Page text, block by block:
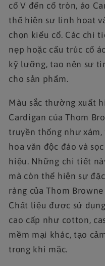
cổ V đến cổ tròn, áo
thể hiện sự linh hoạt
chọn kiểu cổ. Các chi
nẹp hoặc cấu trúc cổ
kỹ lưỡng, tạo nên sự
cho sản phẩm.
Màu sắc thường xuất
Cardigan của Thom
truyền thống như xám,
hoa văn độc đáo và
hiệu. Những chi tiết
mà còn thể hiện sự
ràng của Thom
Chất liệu được sử
cao cấp như cotton,
mềm mại khác, tạo
trọng khi mặc.